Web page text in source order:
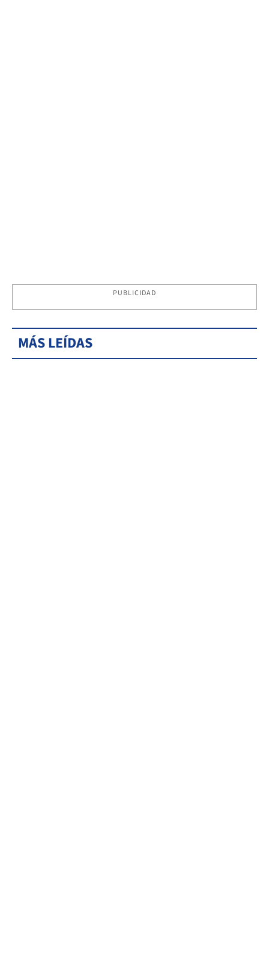
PUBLICIDAD
MÁS LEÍDAS